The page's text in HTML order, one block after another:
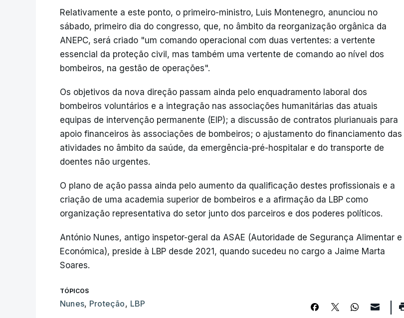
Relativamente a este ponto, o primeiro-ministro, Luis Montenegro, anunciou no
sábado, primeiro dia do congresso, que, no âmbito da reorganização orgânica da
ANEPC, será criado "um comando operacional com duas vertentes: a vertente
essencial da proteção civil, mas também uma vertente de comando ao nível dos
bombeiros, na gestão de operações".
Os objetivos da nova direção passam ainda pelo enquadramento laboral dos
bombeiros voluntários e a integração nas associações humanitárias das atuais
equipas de intervenção permanente (EIP); a discussão de contratos plurianuais para
apoio financeiros às associações de bombeiros; o ajustamento do financiamento das
atividades no âmbito da saúde, da emergência-pré-hospitalar e do transporte de
doentes não urgentes.
O plano de ação passa ainda pelo aumento da qualificação destes profissionais e a
criação de uma academia superior de bombeiros e a afirmação da LBP como
organização representativa do setor junto dos parceiros e dos poderes políticos.
António Nunes, antigo inspetor-geral da ASAE (Autoridade de Segurança Alimentar e
Económica), preside à LBP desde 2021, quando sucedeu no cargo a Jaime Marta
Soares.
TÓPICOS
Nunes, Proteção, LBP